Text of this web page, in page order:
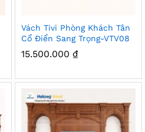
Vách Tivi Phòng Khách Tân
Cổ Điển Sang Trọng-VTV08
15.500.000 ₫